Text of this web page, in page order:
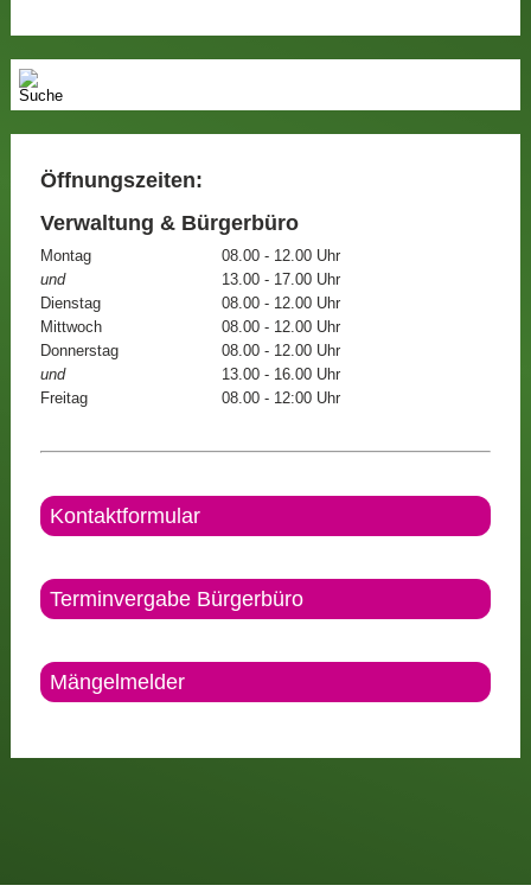
Öffnungszeiten:
Verwaltung & Bürgerbüro
Montag
08.00 - 12.00 Uhr
und
13.00 - 17.00 Uhr
Dienstag
08.00 - 12.00 Uhr
Mittwoch
08.00 - 12.00 Uhr
Donnerstag
08.00 - 12.00 Uhr
und
13.00 - 16.00 Uhr
Freitag
08.00 - 12:00 Uhr
Kontaktformular
Terminvergabe Bürgerbüro
Mängelmelder